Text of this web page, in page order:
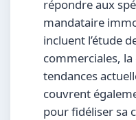
répondre aux
mandataire
incluent l’étude
commerciales,
tendances
couvrent
pour fidéliser sa